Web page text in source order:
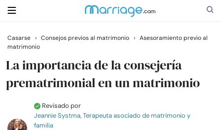
Buscar
Casarse
Relaciones
Casarse › Consejos previos al matrimonio › Asesoramiento previo al
matrimonio
La importancia de la consejería
prematrimonial en un matrimonio
Revisado por
Jeannie Systma, Terapeuta asociado de matrimonio y
familia